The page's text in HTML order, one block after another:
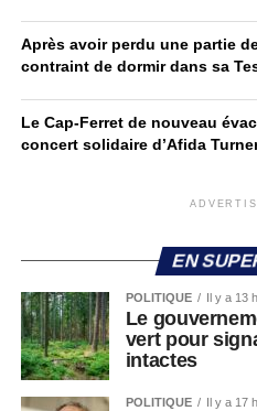
Après avoir perdu une partie
contraint de dormir dans sa
Le Cap-Ferret de nouveau
concert solidaire d’Afida
EN
POLITIQUE Il y a 13
Le
vert pour
intactes
POLITIQUE Il y a 17